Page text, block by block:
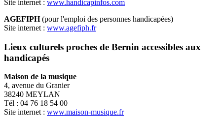
Site internet : www.handicapinfos.com
AGEFIPH(pour l'emploi des personnes handicapées)
Site internet : www.agefiph.fr
Lieux culturels proches de Bernin accessibles aux
handicapés
Maison de la musique
4, avenue du Granier
38240 MEYLAN
Tél : 04 76 18 54 00
Site internet : www.maison-musique.fr